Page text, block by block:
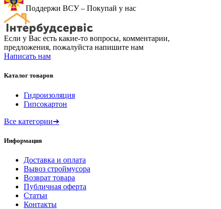
Поддержи ВСУ – Покупай у нас
Если у Вас есть какие-то вопросы, комментарии,
предложения, пожалуйста напишите нам
Написать нам
Каталог товаров
Гидроизоляция
Гипсокартон
Все категории➔
Информация
Доставка и оплата
Вывоз строймусора
Возврат товара
Публичная оферта
Статьи
Контакты